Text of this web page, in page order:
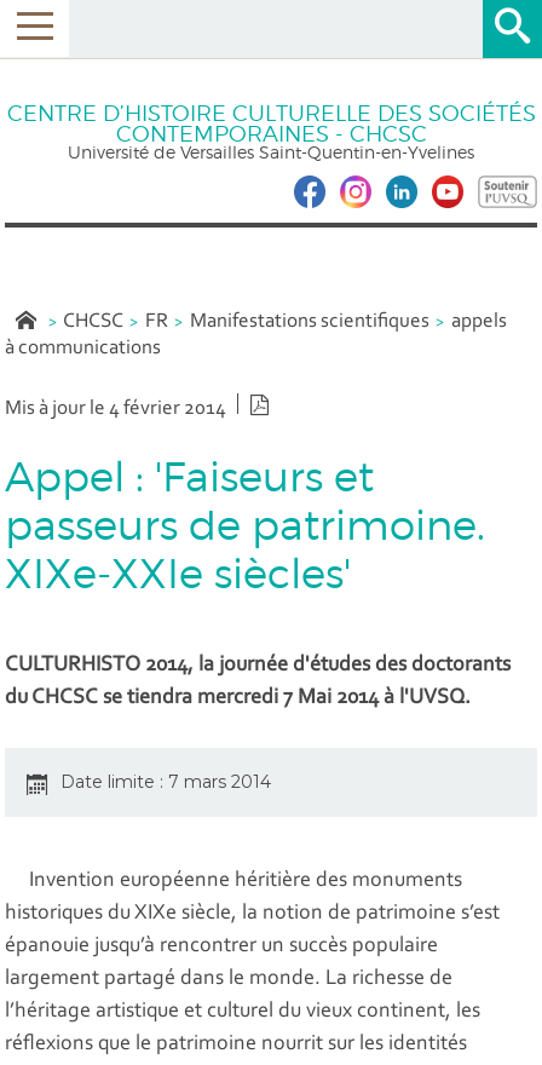
CENTRE D’HISTOIRE CULTURELLE DES SOCIÉTÉS
CONTEMPORAINES - CHCSC
Université de Versailles Saint-Quentin-en-Yvelines
CHCSC FR Manifestations scientifiques
appels
à communications
Mis à jour le 4 février 2014
Appel : 'Faiseurs et
passeurs de patrimoine.
XIXe-XXIe siècles'
CULTURHISTO 2014, la journée d'études des doctorants
du CHCSC se tiendra mercredi 7 Mai 2014 à l'UVSQ.
Date limite : 7 mars 2014
Invention européenne héritière des monuments
historiques du XIXe siècle, la notion de patrimoine s’est
épanouie jusqu’à rencontrer un succès populaire
largement partagé dans le monde. La richesse de
l’héritage artistique et culturel du vieux continent, les
réflexions que le patrimoine nourrit sur les identités